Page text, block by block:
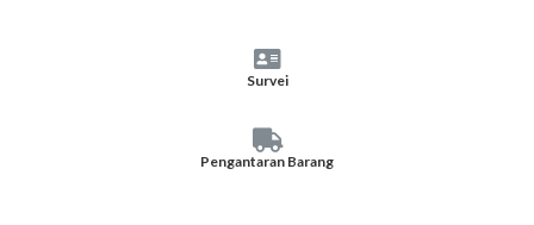
Survei
Pengantaran Barang